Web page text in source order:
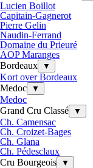
Lucien Boillot
Capitain-Gagnerot
Pierre Gelin
Naudin-Ferrand
Domaine du Prieuré
AOP Maranges
Bordeaux
▼
Kort over Bordeaux
Medoc
▼
Medoc
Grand Cru Classé
▼
Ch. Camensac
Ch. Croizet-Bages
Ch. Glana
Ch. Pédesclaux
Cru Bourgeois
▼